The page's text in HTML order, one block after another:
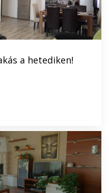
a hetediken!